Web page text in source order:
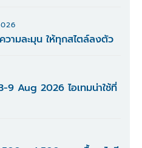
ามละมุน ให้ทุกสไตล์ลงตัว
9 Aug 2026 ไอเทมน่าใช้ที่